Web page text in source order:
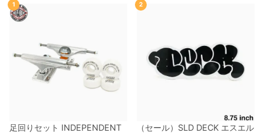
1
足回りセット INDEPENDENT
2
（セール） SLD DECK エスエル